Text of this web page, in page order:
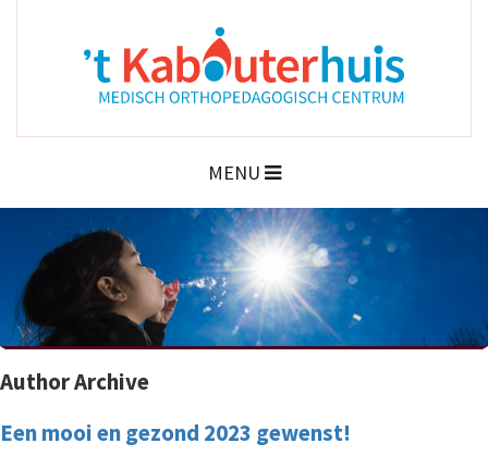
MENU
Author Archive
Een mooi en gezond 2023 gewenst!